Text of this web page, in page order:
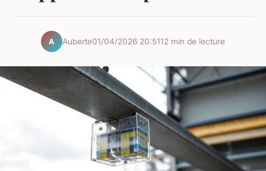
A Auberte01/04/2026 20:5112 min de lecture